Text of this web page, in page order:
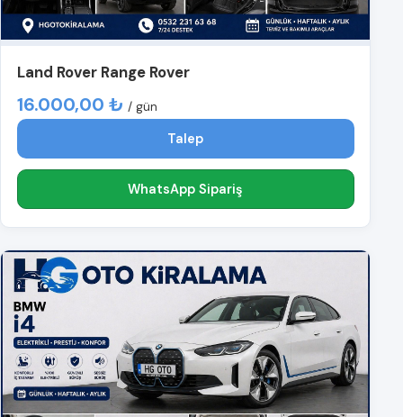
Land Rover Range Rover
16.000,00 ₺ / gün
Talep
WhatsApp Sipariş